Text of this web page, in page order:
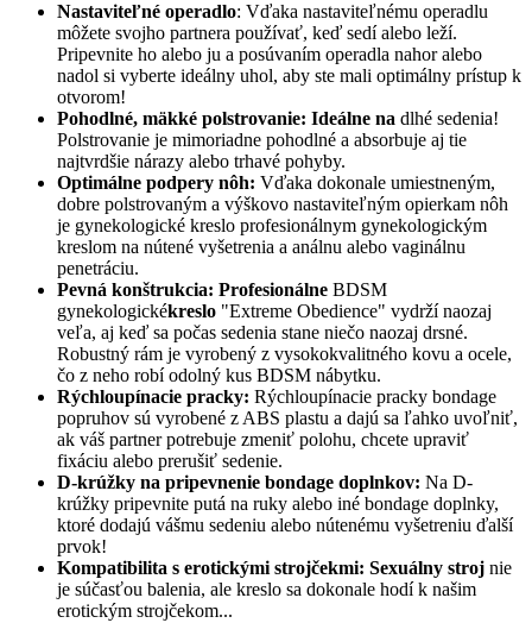
Nastaviteľné operadlo: Vďaka nastaviteľnému operadlu
môžete svojho partnera používať, keď sedí alebo leží.
Pripevnite ho alebo ju a posúvaním operadla nahor alebo
nadol si vyberte ideálny uhol, aby ste mali optimálny prístup k
otvorom!
Pohodlné, mäkké polstrovanie: Ideálne na dlhé sedenia!
Polstrovanie je mimoriadne pohodlné a absorbuje aj tie
najtvrdšie nárazy alebo trhavé pohyby.
Optimálne podpery nôh: Vďaka dokonale umiestneným,
dobre polstrovaným a výškovo nastaviteľným opierkam nôh
je gynekologické kreslo profesionálnym gynekologickým
kreslom na nútené vyšetrenia a análnu alebo vaginálnu
penetráciu.
Pevná konštrukcia: Profesionálne BDSM
gynekologickékreslo "Extreme Obedience" vydrží naozaj
veľa, aj keď sa počas sedenia stane niečo naozaj drsné.
Robustný rám je vyrobený z vysokokvalitného kovu a ocele,
čo z neho robí odolný kus BDSM nábytku.
Rýchloupínacie pracky: Rýchloupínacie pracky bondage
popruhov sú vyrobené z ABS plastu a dajú sa ľahko uvoľniť,
ak váš partner potrebuje zmeniť polohu, chcete upraviť
fixáciu alebo prerušiť sedenie.
D-krúžky na pripevnenie bondage doplnkov: Na D-
krúžky pripevnite putá na ruky alebo iné bondage doplnky,
ktoré dodajú vášmu sedeniu alebo nútenému vyšetreniu ďalší
prvok!
Kompatibilita s erotickými strojčekmi: Sexuálny stroj nie
je súčasťou balenia, ale kreslo sa dokonale hodí k našim
erotickým strojčekom...